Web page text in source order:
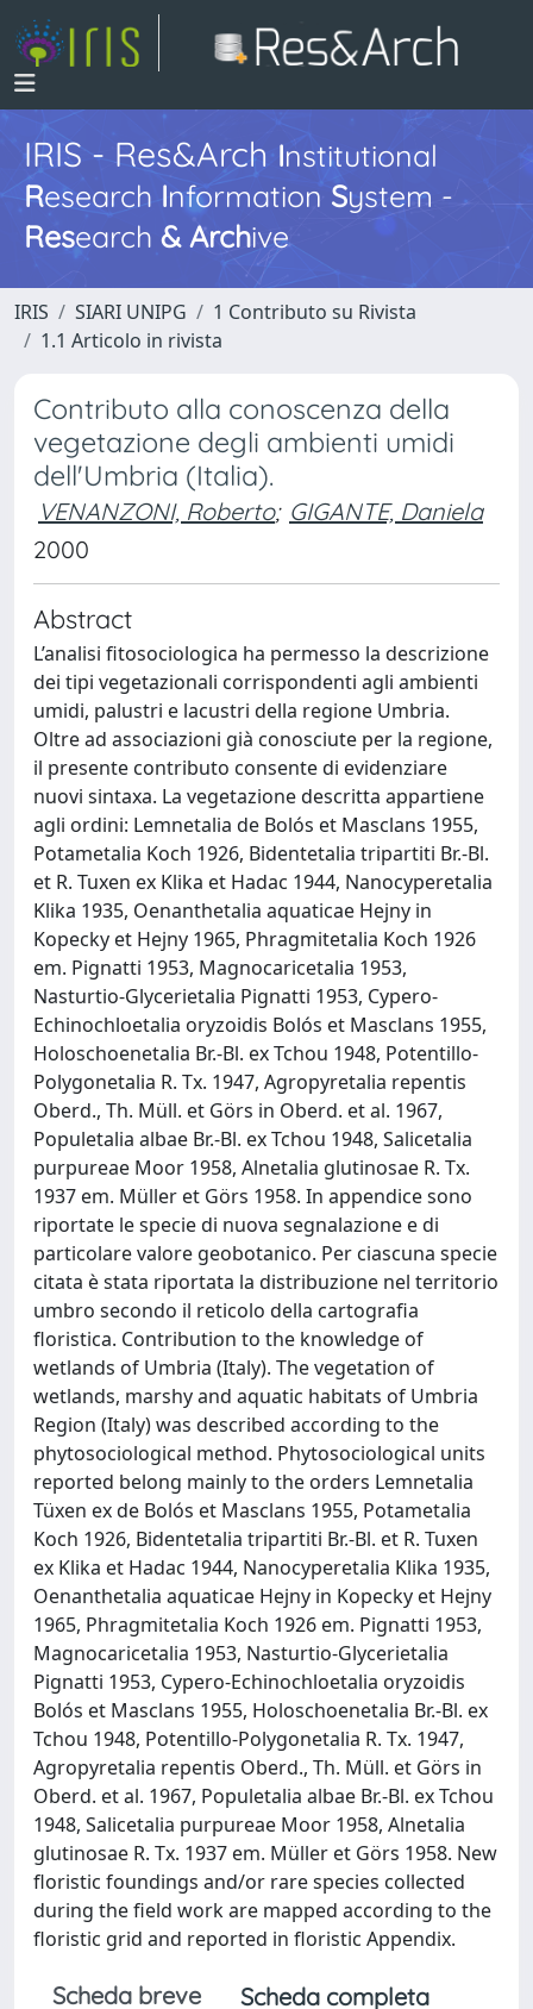
IRIS - Res&ArchInstitutional
Research InformationSystem -
Research & Archive
IRIS SIARI UNIPG
1 Contributo su Rivista
1.1 Articolo in rivista
Contributo alla conoscenza della
vegetazione degli ambienti umidi
dell'Umbria (Italia).
VENANZONI, Roberto; GIGANTE, Daniela
2000
Abstract
L’analisi fitosociologica ha permesso la descrizione
dei tipi vegetazionali corrispondenti agli ambienti
umidi, palustri e lacustri della regione Umbria.
Oltre ad associazioni già conosciute per la regione,
il presente contributo consente di evidenziare
nuovi sintaxa. La vegetazione descritta appartiene
agli ordini: Lemnetalia de Bolós et Masclans 1955,
Potametalia Koch 1926, Bidentetalia tripartiti Br.-Bl.
et R. Tuxen ex Klika et Hadac 1944, Nanocyperetalia
Klika 1935, Oenanthetalia aquaticae Hejny in
Kopecky et Hejny 1965, Phragmitetalia Koch 1926
em. Pignatti 1953, Magnocaricetalia 1953,
Nasturtio-Glycerietalia Pignatti 1953, Cypero-
Echinochloetalia oryzoidis Bolós et Masclans 1955,
Holoschoenetalia Br.-Bl. ex Tchou 1948, Potentillo-
Polygonetalia R. Tx. 1947, Agropyretalia repentis
Oberd., Th. Müll. et Görs in Oberd. et al. 1967,
Populetalia albae Br.-Bl. ex Tchou 1948, Salicetalia
purpureae Moor 1958, Alnetalia glutinosae R. Tx.
1937 em. Müller et Görs 1958. In appendice sono
riportate le specie di nuova segnalazione e di
particolare valore geobotanico. Per ciascuna specie
citata è stata riportata la distribuzione nel territorio
umbro secondo il reticolo della cartografia
floristica. Contribution to the knowledge of
wetlands of Umbria (Italy). The vegetation of
wetlands, marshy and aquatic habitats of Umbria
Region (Italy) was described according to the
phytosociological method. Phytosociological units
reported belong mainly to the orders Lemnetalia
Tüxen ex de Bolós et Masclans 1955, Potametalia
Koch 1926, Bidentetalia tripartiti Br.-Bl. et R. Tuxen
ex Klika et Hadac 1944, Nanocyperetalia Klika 1935,
Oenanthetalia aquaticae Hejny in Kopecky et Hejny
1965, Phragmitetalia Koch 1926 em. Pignatti 1953,
Magnocaricetalia 1953, Nasturtio-Glycerietalia
Pignatti 1953, Cypero-Echinochloetalia oryzoidis
Bolós et Masclans 1955, Holoschoenetalia Br.-Bl. ex
Tchou 1948, Potentillo-Polygonetalia R. Tx. 1947,
Agropyretalia repentis Oberd., Th. Müll. et Görs in
Oberd. et al. 1967, Populetalia albae Br.-Bl. ex Tchou
1948, Salicetalia purpureae Moor 1958, Alnetalia
glutinosae R. Tx. 1937 em. Müller et Görs 1958. New
floristic foundings and/or rare species collected
during the field work are mapped according to the
floristic grid and reported in floristic Appendix.
Scheda breve
Scheda completa